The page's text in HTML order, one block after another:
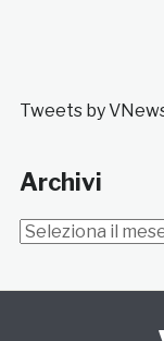
Tweets by
Archivi
Archivi